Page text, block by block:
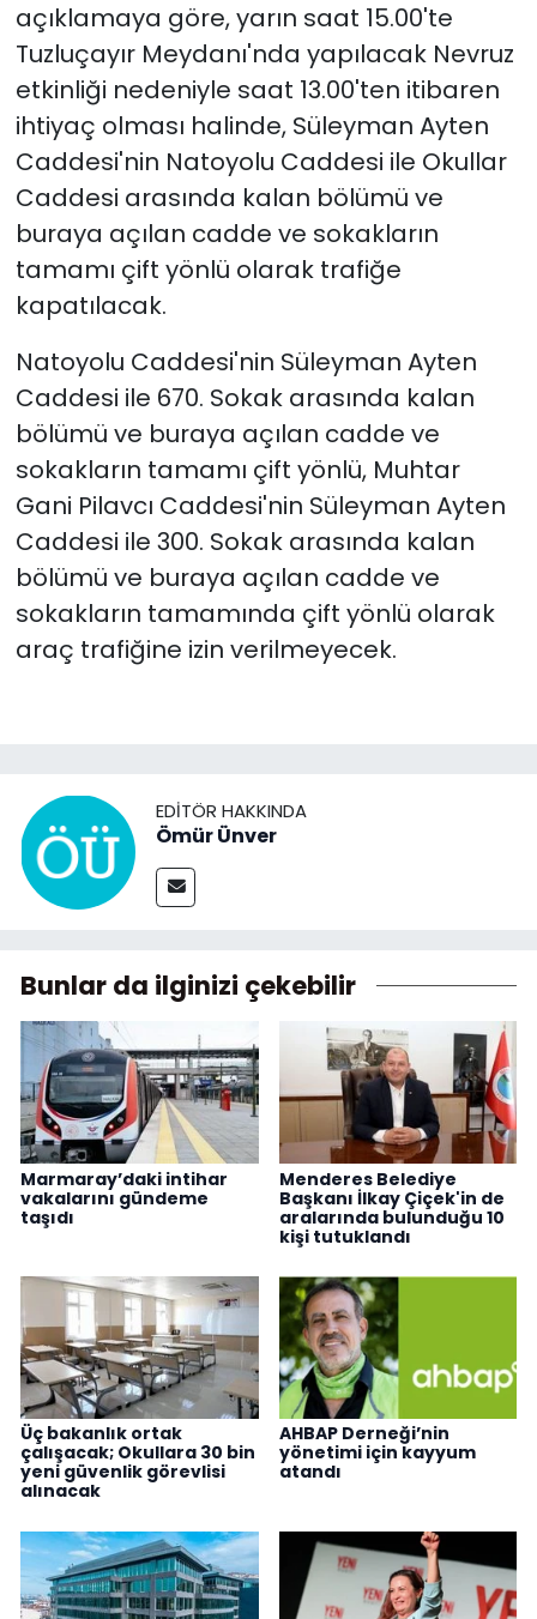
açıklamaya göre, yarın saat 15.00'te
Tuzluçayır Meydanı'nda yapılacak Nevruz
etkinliği nedeniyle saat 13.00'ten itibaren
ihtiyaç olması halinde, Süleyman Ayten
Caddesi'nin Natoyolu Caddesi ile Okullar
Caddesi arasında kalan bölümü ve
buraya açılan cadde ve sokakların
tamamı çift yönlü olarak trafiğe
kapatılacak.
Natoyolu Caddesi'nin Süleyman Ayten
Caddesi ile 670. Sokak arasında kalan
bölümü ve buraya açılan cadde ve
sokakların tamamı çift yönlü, Muhtar
Gani Pilavcı Caddesi'nin Süleyman Ayten
Caddesi ile 300. Sokak arasında kalan
bölümü ve buraya açılan cadde ve
sokakların tamamında çift yönlü olarak
araç trafiğine izin verilmeyecek.
EDITÖR HAKKINDA
Ömür Ünver
Bunlar da ilginizi çekebilir
Marmaray’daki intihar
vakalarını gündeme
taşıdı
Menderes Belediye
Başkanı İlkay Çiçek'in de
aralarında bulunduğu 10
kişi tutuklandı
Üç bakanlık ortak
çalışacak; Okullara 30 bin
yeni güvenlik görevlisi
alınacak
AHBAP Derneği’nin
yönetimi için kayyum
atandı